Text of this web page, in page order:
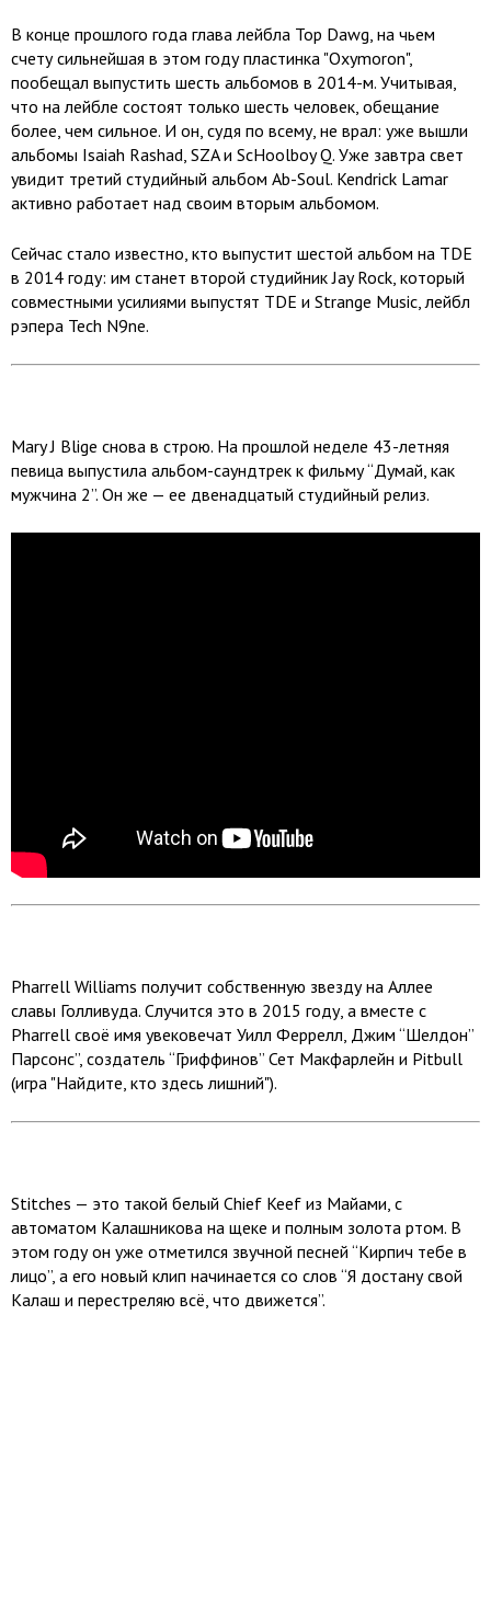
В конце прошлого года глава лейбла Top Dawg, на чьем
счету сильнейшая в этом году пластинка "Oxymoron",
пообещал выпустить шесть альбомов в 2014-м. Учитывая,
что на лейбле состоят только шесть человек, обещание
более, чем сильное. И он, судя по всему, не врал: уже вышли
альбомы Isaiah Rashad, SZA и ScHoolboy Q. Уже завтра свет
увидит третий студийный альбом Ab-Soul. Kendrick Lamar
активно работает над своим вторым альбомом.
Сейчас стало известно, кто выпустит шестой альбом на TDE
в 2014 году: им станет второй студийник Jay Rock, который
совместными усилиями выпустят TDE и Strange Music, лейбл
рэпера Tech N9ne.
Mary J Blige снова в строю. На прошлой неделе 43-летняя
певица выпустила альбом-саундтрек к фильму “Думай, как
мужчина 2”. Он же — ее двенадцатый студийный релиз.
Pharrell Williams получит собственную звезду на Аллее
славы Голливуда. Случится это в 2015 году, а вместе с
Pharrell своё имя увековечат Уилл Феррелл, Джим “Шелдон”
Парсонс”, создатель “Гриффинов” Сет Макфарлейн и Pitbull
(игра "Найдите, кто здесь лишний").
Stitches — это такой белый Chief Keef из Майами, с
автоматом Калашникова на щеке и полным золота ртом. В
этом году он уже отметился звучной песней “Кирпич тебе в
лицо”, а его новый клип начинается со слов “Я достану свой
Калаш и перестреляю всё, что движется”.